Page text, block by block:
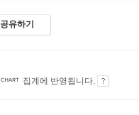
공유하기
집계에 반영됩니다.